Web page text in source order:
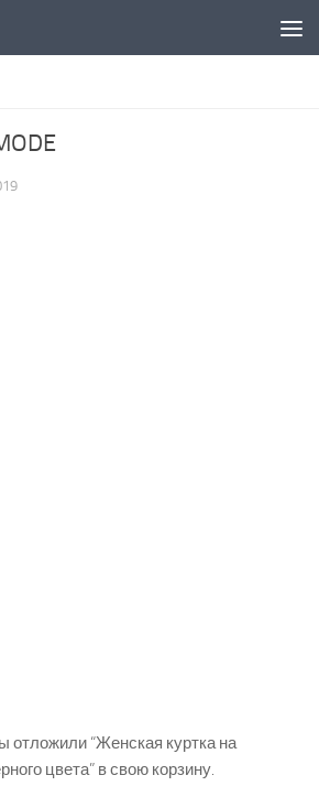
отложили “Женская куртка на
цвета” в свою корзину.